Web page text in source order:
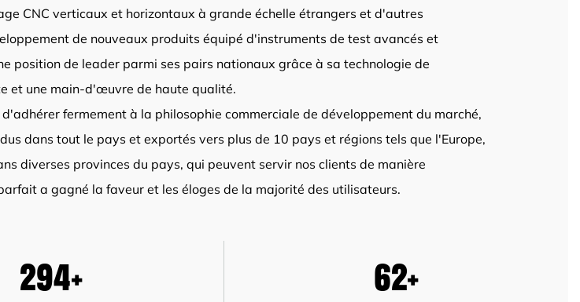
CNC verticaux et horizontaux à grande échelle étrangers et d'autres
de nouveaux produits équipé d'instruments de test avancés et
position de leader parmi ses pairs nationaux grâce à sa technologie de
et une main-d'œuvre de haute qualité.
fermement à la philosophie commerciale de développement du marché,
dans tout le pays et exportés vers plus de 10 pays et régions tels que l'Europe,
diverses provinces du pays, qui peuvent servir nos clients de manière
a gagné la faveur et les éloges de la majorité des utilisateurs.
300+ 64+